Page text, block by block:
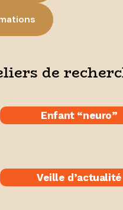
de
Enfant “neuro”
Veille d’actualité